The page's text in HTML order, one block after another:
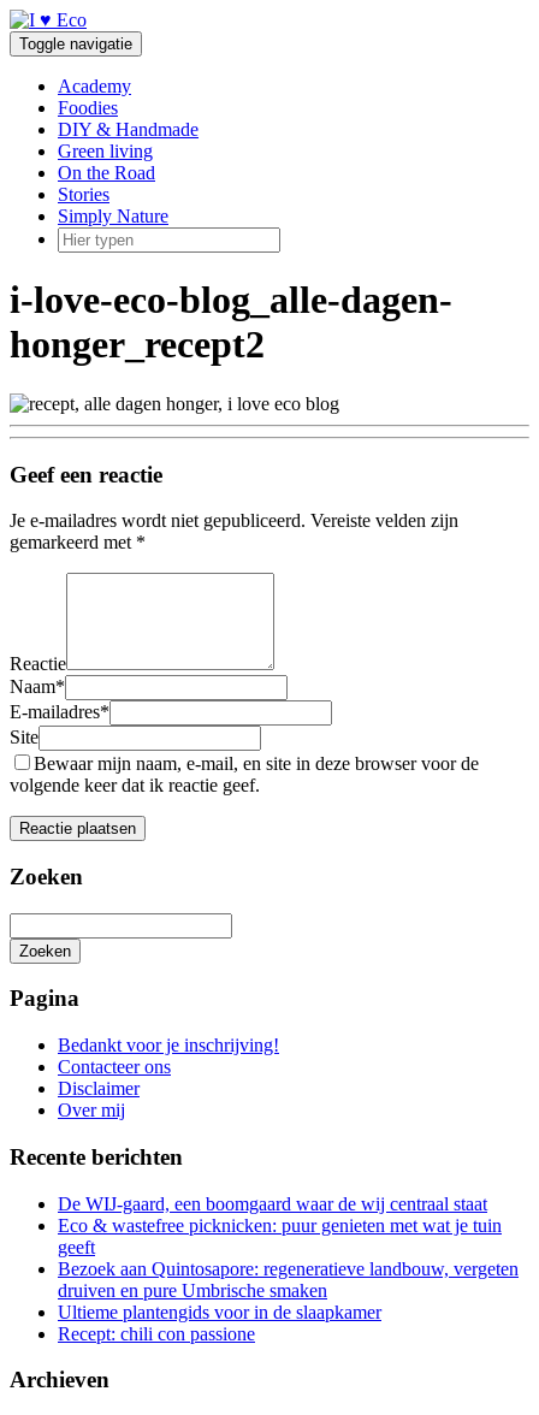
Doorgaan
naar
inhoud
Toggle navigatie
Academy
Foodies
DIY & Handmade
Green living
On the Road
Stories
Simply Nature
i-love-eco-blog_alle-dagen-
honger_recept2
Geef een reactie
Je e-mailadres wordt niet gepubliceerd. Vereiste velden zijn
gemarkeerd met *
Reactie
Naam*
E-mailadres*
Site
Bewaar mijn naam, e-mail, en site in deze browser voor de
volgende keer dat ik reactie geef.
Zoeken
Zoeken
zoeken
Pagina
Bedankt voor je inschrijving!
Contacteer ons
Disclaimer
Over mij
Recente berichten
De WIJ-gaard, een boomgaard waar de wij centraal staat
Eco & wastefree picknicken: puur genieten met wat je tuin
geeft
Bezoek aan Quintosapore: regeneratieve landbouw, vergeten
druiven en pure Umbrische smaken
Ultieme plantengids voor in de slaapkamer
Recept: chili con passione
Archieven